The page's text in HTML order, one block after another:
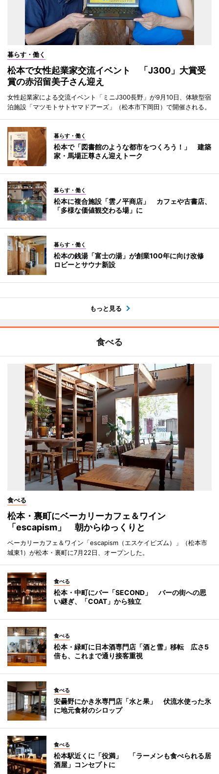
暮らす・働く
松本で女性起業家交流イベント 「J300」大賞受
賞の赤沼留美子さん迎え
女性起業家による交流イベント「ミニJ300長野」が9月10日、体験型宿
泊施設「マツモトサトヤマドアーズ」（松本市下岡田）で開催される。
暮らす・働く
松本で「図書館のような都市をつくろう！」 建築
家・馬場正尊さん迎えトーク
暮らす・働く
松本に複合施設「雲ノ平商店」 カフェや古書店、
「多様な価値観交わる場」に
暮らす・働く
松本の銭湯「富士の湯」が創業100年に向け改修
ロビーとサウナ新設
もっと見る
食べる
食べる
松本・裏町にベーカリーカフェ＆ワイン
「escapism」 朝からゆっくりと
ベーカリーカフェ＆ワイン「escapism（エスケイピズム）」（松本市
城東1）が松本・裏町に7月22日、オープンした。
食べる
松本・中町にバー「SECOND」 バーの街への思
い継ぎ、「COAT」から独立
食べる
松本・緑町に日本酒専門店「酒と雪」移転 広さ5
倍も、これまで通り接客重視
食べる
安曇野にかき氷専門店「水と果」 伏流水使った氷
に地元食材のシロップ
食べる
松本駅近くに「役満」 「ラーメンも食べられる居
酒屋」コンセプトに